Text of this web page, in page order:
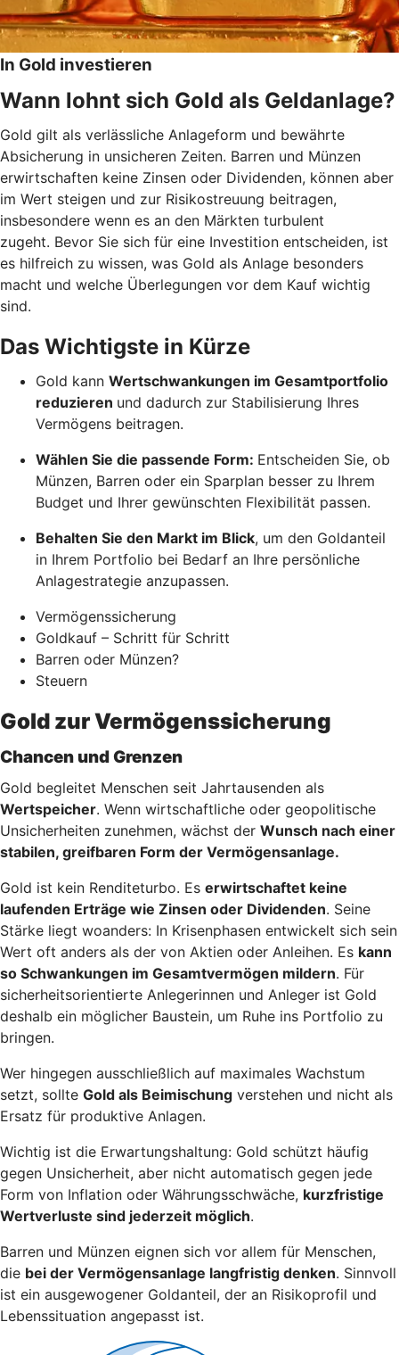
In Gold investieren
Wann lohnt sich Gold als Geldanlage?
Gold gilt als verlässliche Anlageform und bewährte
Absicherung in unsicheren Zeiten. Barren und Münzen
erwirtschaften keine Zinsen oder Dividenden, können aber
im Wert steigen und zur Risikostreuung beitragen,
insbesondere wenn es an den Märkten turbulent
zugeht. Bevor Sie sich für eine Investition entscheiden, ist
es hilfreich zu wissen, was Gold als Anlage besonders
macht und welche Überlegungen vor dem Kauf wichtig
sind.
Das Wichtigste in Kürze
Gold kann Wertschwankungen im Gesamtportfolio
reduzieren und dadurch zur Stabilisierung Ihres
Vermögens beitragen.
Wählen Sie die passende Form: Entscheiden Sie, ob
Münzen, Barren oder ein Sparplan besser zu Ihrem
Budget und Ihrer gewünschten Flexibilität passen.
Behalten Sie den Markt im Blick, um den Goldanteil
in Ihrem Portfolio bei Bedarf an Ihre persönliche
Anlagestrategie anzupassen.
Vermögenssicherung
Goldkauf – Schritt für Schritt
Barren oder Münzen?
Steuern
Gold zur Vermögenssicherung
Chancen und Grenzen
Gold begleitet Menschen seit Jahrtausenden als
Wertspeicher. Wenn wirtschaftliche oder geopolitische
Unsicherheiten zunehmen, wächst der Wunsch nach einer
stabilen, greifbaren Form der Vermögensanlage.
Gold ist kein Renditeturbo. Es erwirtschaftet keine
laufenden Erträge wie Zinsen oder Dividenden. Seine
Stärke liegt woanders: In Krisenphasen entwickelt sich sein
Wert oft anders als der von Aktien oder Anleihen. Es kann
so Schwankungen im Gesamtvermögen mildern. Für
sicherheitsorientierte Anlegerinnen und Anleger ist Gold
deshalb ein möglicher Baustein, um Ruhe ins Portfolio zu
bringen.
Wer hingegen ausschließlich auf maximales Wachstum
setzt, sollte Gold als Beimischung verstehen und nicht als
Ersatz für produktive Anlagen.
Wichtig ist die Erwartungshaltung: Gold schützt häufig
gegen Unsicherheit, aber nicht automatisch gegen jede
Form von Inflation oder Währungsschwäche, kurzfristige
Wertverluste sind jederzeit möglich.
Barren und Münzen eignen sich vor allem für Menschen,
die bei der Vermögensanlage langfristig denken. Sinnvoll
ist ein ausgewogener Goldanteil, der an Risikoprofil und
Lebenssituation angepasst ist.